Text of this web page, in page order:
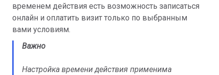
временем действия есть возможность записаться
онлайн и оплатить визит только по выбранным
вами условиям.
Важно
Настройка времени действия применима